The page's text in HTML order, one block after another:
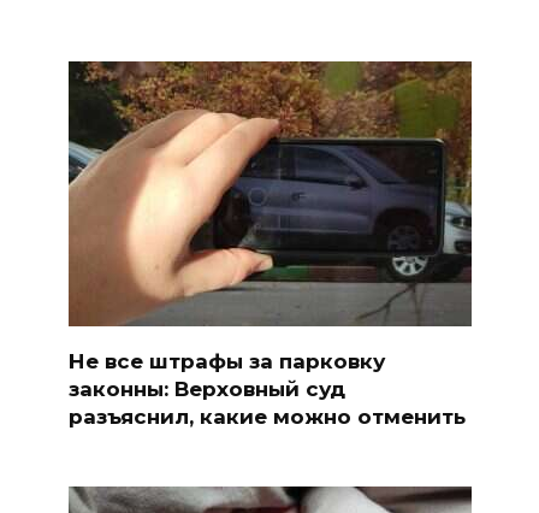
Не все штрафы за парковку
законны: Верховный суд
разъяснил, какие можно отменить